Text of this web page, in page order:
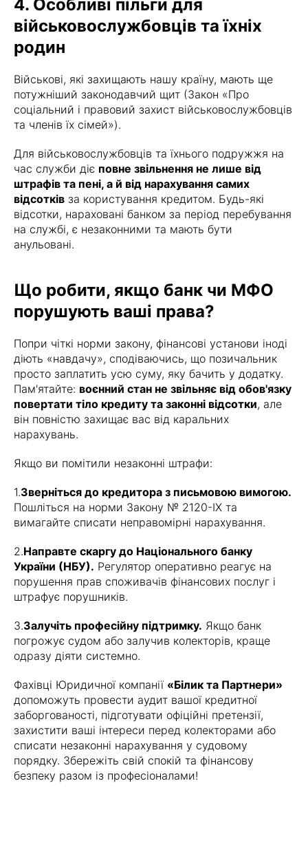
4. Особливі пільги для
військовослужбовців та їхніх
родин
Військові, які захищають нашу країну, мають ще
потужніший законодавчий щит (Закон «Про
соціальний і правовий захист військовослужбовців
та членів їх сімей»).
Для військовослужбовців та їхнього подружжя на
час служби діє повне звільнення не лише від
штрафів та пені, а й від нарахування самих
відсотків за користування кредитом. Будь-які
відсотки, нараховані банком за період перебування
на службі, є незаконними та мають бути
анульовані.
Що робити, якщо банк чи МФО
порушують ваші права?
Попри чіткі норми закону, фінансові установи іноді
діють «навдачу», сподіваючись, що позичальник
просто заплатить усю суму, яку бачить у додатку.
Пам'ятайте: воєнний стан не звільняє від обов'язку
повертати тіло кредиту та законні відсотки, але
він повністю захищає вас від каральних
нарахувань.
Якщо ви помітили незаконні штрафи:
1.Зверніться до кредитора з письмовою вимогою.
Пошліться на норми Закону № 2120-IX та
вимагайте списати неправомірні нарахування.
2.Направте скаргу до Національного банку
України (НБУ). Регулятор оперативно реагує на
порушення прав споживачів фінансових послуг і
штрафує порушників.
3.Залучіть професійну підтримку. Якщо банк
погрожує судом або залучив колекторів, краще
одразу діяти системно.
Фахівці Юридичної компанії «Білик та Партнери»
допоможуть провести аудит вашої кредитної
заборгованості, підготувати офіційні претензії,
захистити ваші інтереси перед колекторами або
списати незаконні нарахування у судовому
порядку. Збережіть свій спокій та фінансову
безпеку разом із професіоналами!